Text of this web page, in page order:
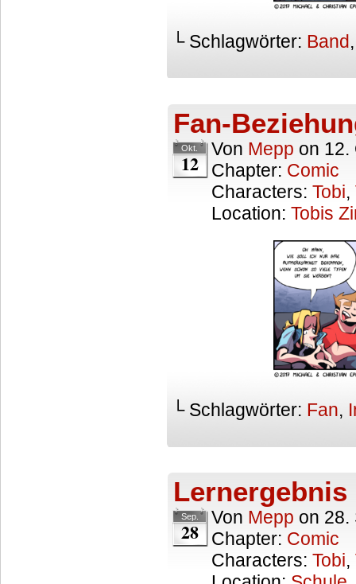
└ Schlagwörter: Band
Fan-
Okt.
12
Von Mepp on 12.
Chapter: Comic
Characters: Tobi,
Location: Tobis
└ Schlagwörter: Fan,
Lernergebnis
Sep.
28
Von Mepp on 28.
Chapter: Comic
Characters: Tobi,